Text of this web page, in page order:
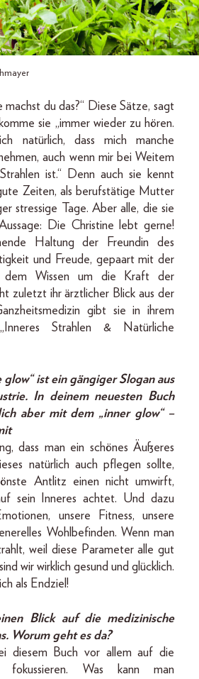
machst du das?“ Diese Sätze, sagt
sie „immer wieder zu hören.
natürlich, dass mich manche
auch wenn mir bei Weitem
ist.“ Denn auch sie kennt
Zeiten, als berufstätige Mutter
stressige Tage. Aber alle, die sie
Die Christine lebt gerne!
Haltung der Freundin des
und Freude, gepaart mit der
dem Wissen um die Kraft der
zuletzt ihr ärztlicher Blick aus der
gibt sie in ihrem
Strahlen & Natürliche
ist ein gängiger Slogan aus
In deinem neuesten Buch
aber mit dem „inner glow“ –
dass man ein schönes Äußeres
natürlich auch pflegen sollte,
Antlitz einen nicht umwirft,
sein Inneres achtet. Und dazu
unsere Fitness, unsere
Wohlbefinden. Wenn man
weil diese Parameter alle gut
wir wirklich gesund und glücklich.
als Endziel!
Blick auf die medizinische
Worum geht es da?
diesem Buch vor allem auf die
fokussieren. Was kann man